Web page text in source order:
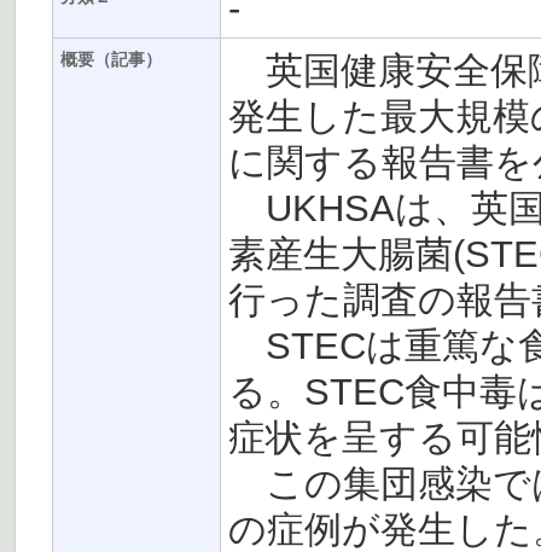
概要（記事）
英国健康安全保
発生した最大規
に関する報告書
UKHSAは、英
素産生大腸菌
行った調査の報
STECは重篤な
る。STEC食中毒
症状を呈する可
この集団感染で
の症例が発生し